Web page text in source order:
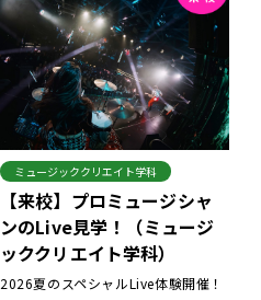
ミュージッククリエイト学科
【来校】プロミュージシャ
ンのLive見学！（ミュージ
ッククリエイト学科）
2026夏のスペシャルLive体験開催！